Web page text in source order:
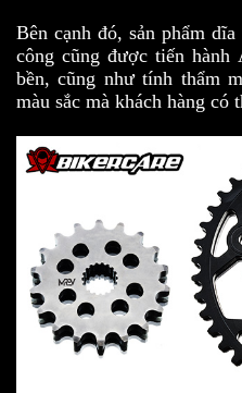
Bên cạnh đó, sản phẩm
công cũng được tiến hành
bền, cũng như tính thẩm
màu sắc mà khách hàng có